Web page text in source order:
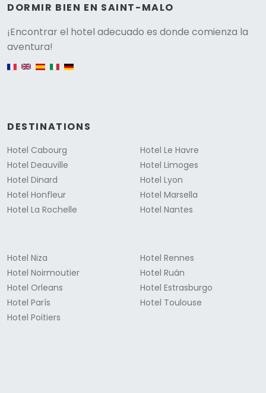
DORMIR BIEN EN SAINT-MALO
¡Encontrar el hotel adecuado es donde comienza la
aventura!
English version
DESTINATIONS
Hotel Cabourg
Hotel Deauville
Hotel Dinard
Hotel Honfleur
Hotel La Rochelle
Hotel Le Havre
Hotel Limoges
Hotel Lyon
Hotel Marsella
Hotel Nantes
Hotel Niza
Hotel Noirmoutier
Hotel Orleans
Hotel París
Hotel Poitiers
Hotel Rennes
Hotel Ruán
Hotel Estrasburgo
Hotel Toulouse